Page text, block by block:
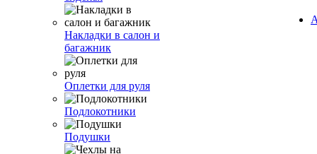
Накладки в салон и
багажник
Оплетки для руля
Подлокотники
Подушки